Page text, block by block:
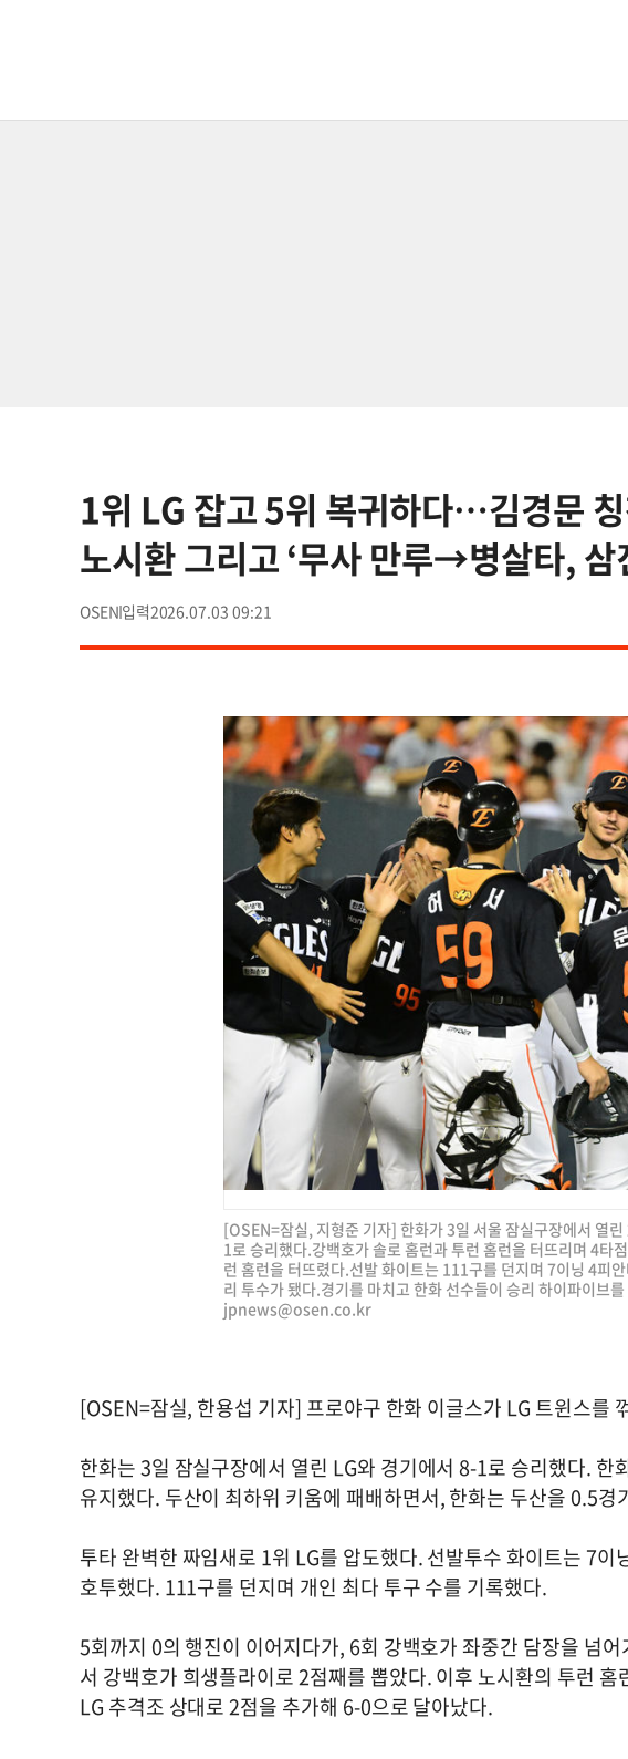
1위 LG 잡고 5위 복귀하다…김경문
노시환 그리고 ‘무사 만루→병살타, 삼
OSEN 2026.07.03 09:21
[OSEN=잠실, 지형준 기자] 한화가 3일 서울 잠실구장에서 열
1로 승리했다.강백호가 솔로 홈런과 투런 홈런을 터뜨리며 4타
런 홈런을 터뜨렸다.선발 화이트는 111구를 던지며 7이닝 4피
리 투수가 됐다.경기를 마치고 한화 선수들이 승리 하이파이브
jpnews@osen.co.kr
[OSEN=잠실, 한용섭 기자] 프로야구 한화 이글스가 LG 트윈스를
한화는 3일 잠실구장에서 열린 LG와 경기에서 8-1로 승리했다.
유지했다. 두산이 최하위 키움에 패배하면서, 한화는 두산을 0.5경
투타 완벽한 짜임새로 1위 LG를 압도했다. 선발투수 화이트는 7
호투했다. 111구를 던지며 개인 최다 투구 수를 기록했다.
5회까지 0의 행진이 이어지다가, 6회 강백호가 좌중간 담장을 넘
서 강백호가 희생플라이로 2점째를 뽑았다. 이후 노시환의 투런
LG 추격조 상대로 2점을 추가해 6-0으로 달아났다.